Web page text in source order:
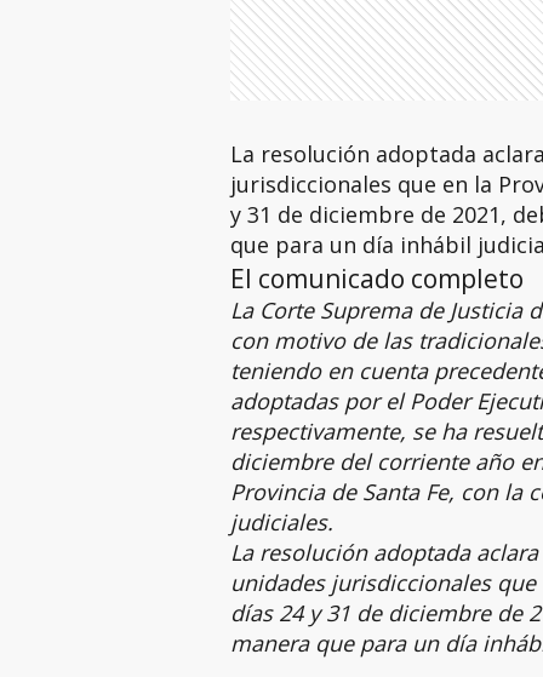
La resolución adoptada
jurisdiccionales que en la
y 31 de diciembre de 2021,
que para un día inhábil
El comunicado completo
La Corte Suprema de Justicia
con motivo de las
teniendo en cuenta
adoptadas por el Poder
respectivamente, se ha
diciembre del corriente año
Provincia de Santa Fe, con la
judiciales.
La resolución adoptada
unidades jurisdiccionales
días 24 y 31 de diciembre de
manera que para un día